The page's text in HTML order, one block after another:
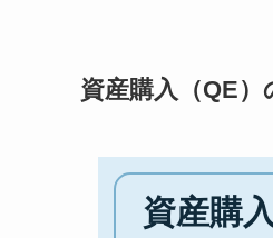
資産購入（QE）